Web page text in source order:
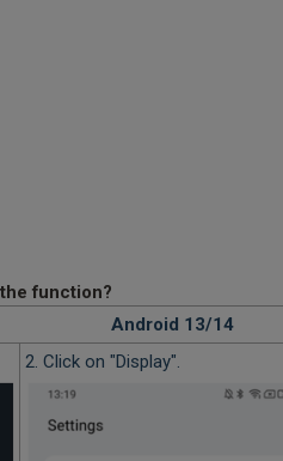
function?
Android 13/14
2. Click on "Display".